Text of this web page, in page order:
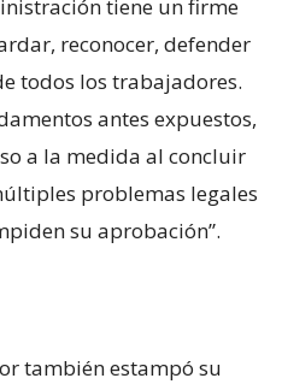
tiene un firme
reconocer, defender
todos los trabajadores.
antes expuestos,
a la medida al concluir
problemas legales
su aprobación”.
también estampó su